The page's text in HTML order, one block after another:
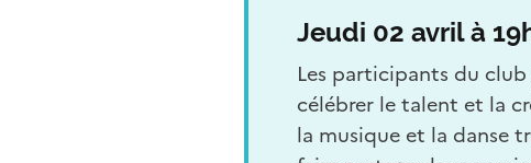
Jeudi 02 avril à
Les participants du
célébrer le talent et la
la musique et la danse